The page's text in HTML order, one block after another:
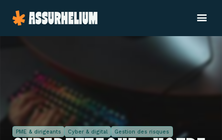
PME & dirigeants Cyber & digital Gestion des risques